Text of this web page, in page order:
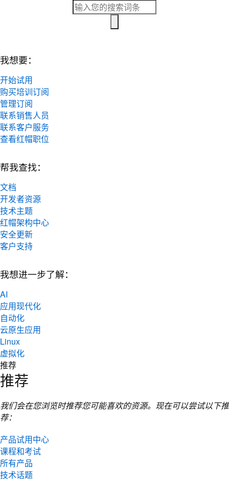
我想要：
开始试用
购买培训订阅
管理订阅
联系销售人员
联系客户服务
查看红帽职位
帮我查找：
文档
开发者资源
技术主题
红帽架构中心
安全更新
客户支持
我想进一步了解：
AI
应用现代化
自动化
云原生应用
Linux
虚拟化
推荐
推荐
我们会在您浏览时推荐您可能喜欢的资源。现在可以尝试以下推
荐：
产品试用中心
课程和考试
所有产品
技术话题